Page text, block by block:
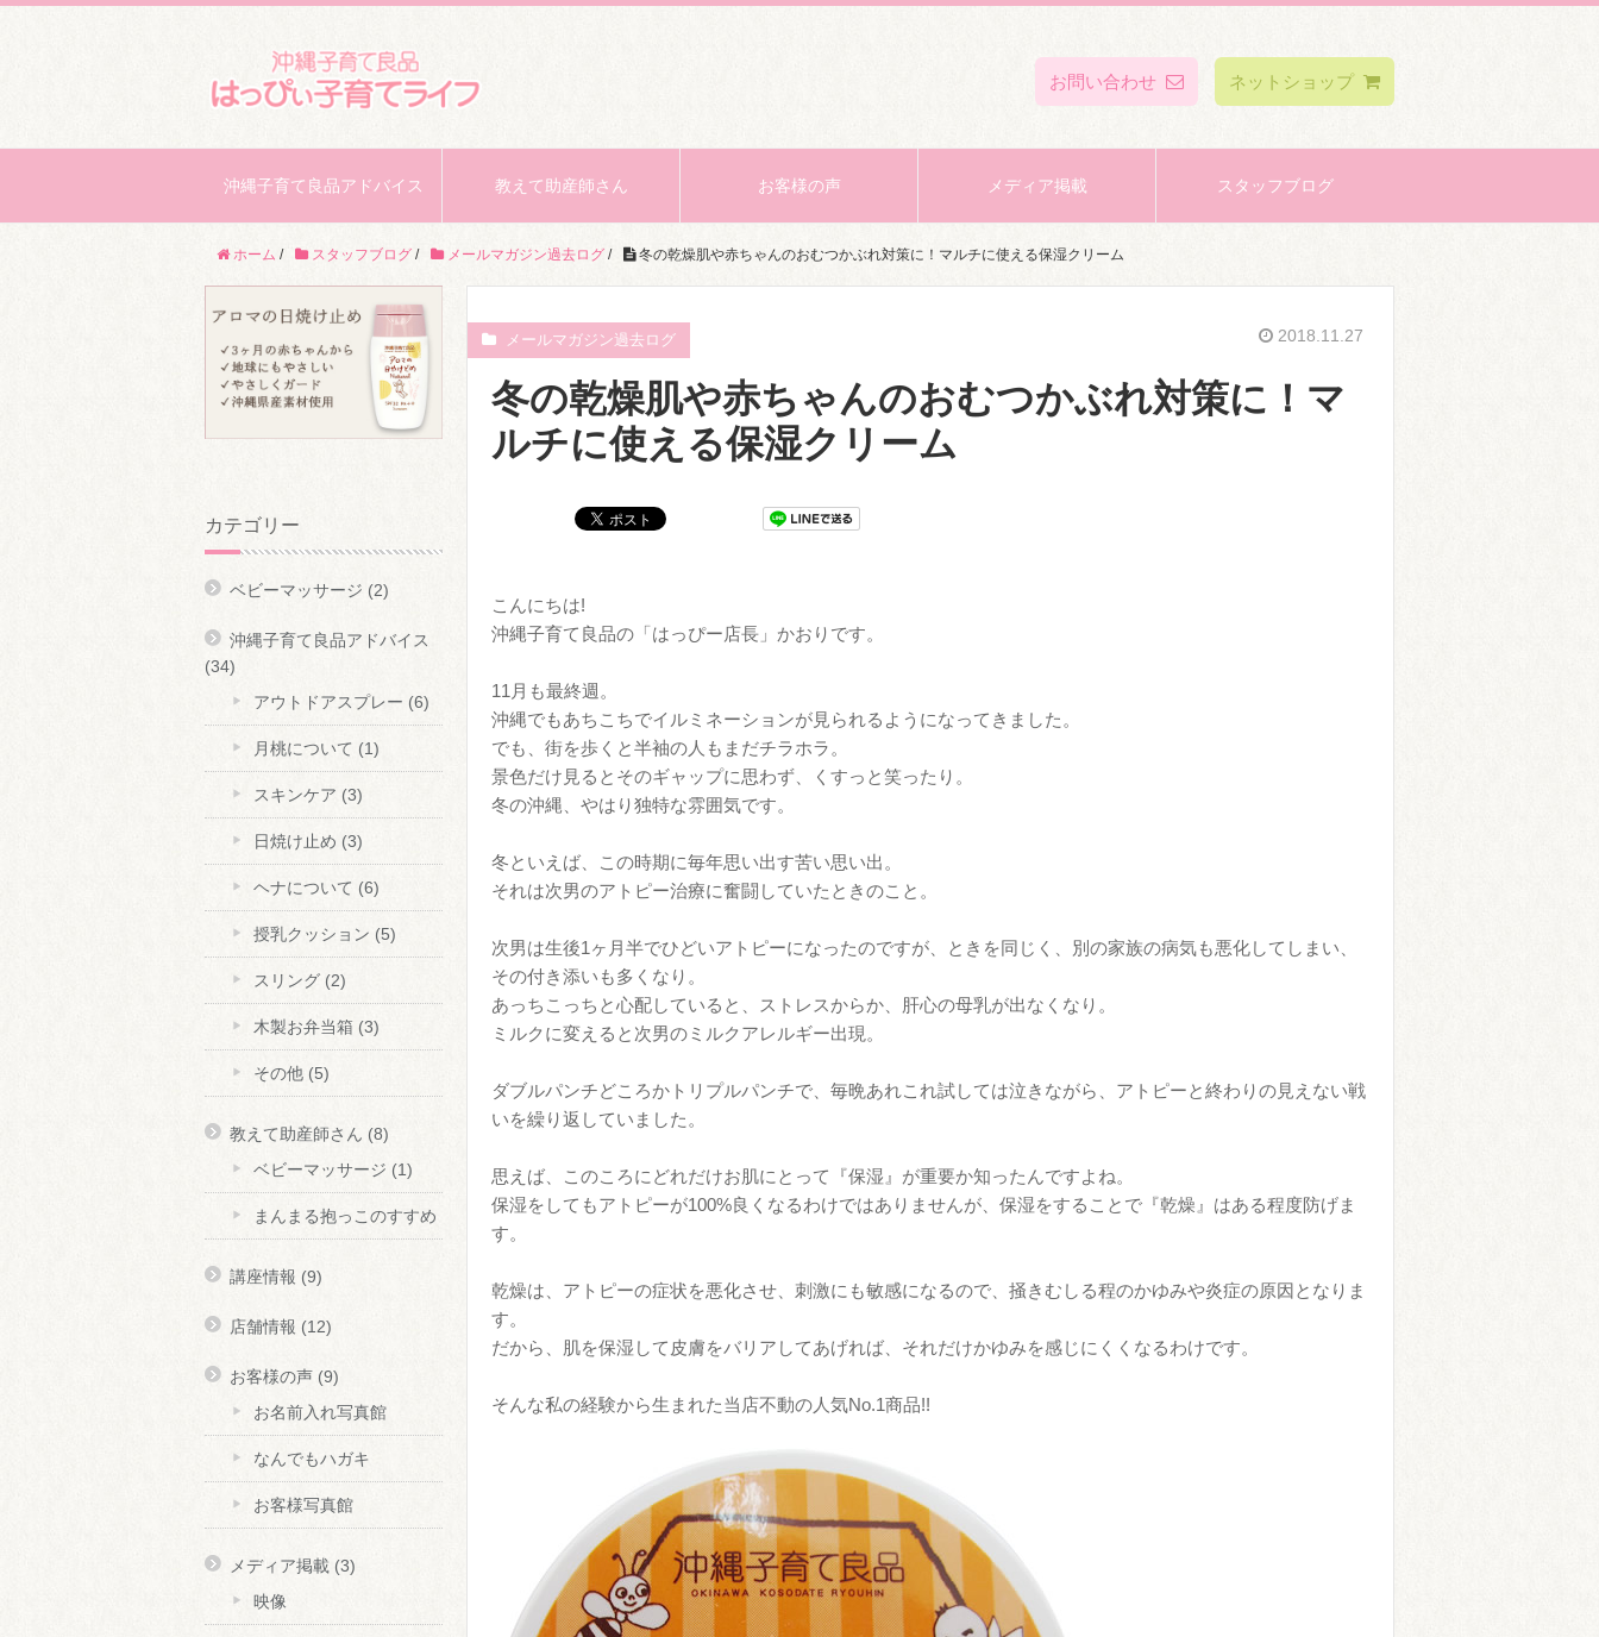
お問い合わせ ネットショップ
沖縄子育て良品アドバイス 教えて助産師さん お客様の声 メディア掲載 スタッフブログ
ホーム / スタッフブログ / メールマガジン過去ログ / 冬の乾燥肌や赤ちゃんのおむつかぶれ対策に！マルチに使える保湿クリーム
メールマガジン過去ログ 2018.11.27
冬の乾燥肌や赤ちゃんのおむつかぶれ対策に！マ
ルチに使える保湿クリーム
こんにちは!
沖縄子育て良品の「はっぴー店長」かおりです。
11月も最終週。
沖縄でもあちこちでイルミネーションが見られるようになってきました。
でも、街を歩くと半袖の人もまだチラホラ。
景色だけ見るとそのギャップに思わず、くすっと笑ったり。
冬の沖縄、やはり独特な雰囲気です。
冬といえば、この時期に毎年思い出す苦い思い出。
それは次男のアトピー治療に奮闘していたときのこと。
次男は生後1ヶ月半でひどいアトピーになったのですが、ときを同じく、別の家族の病気も悪化してしまい、
その付き添いも多くなり。
あっちこっちと心配していると、ストレスからか、肝心の母乳が出なくなり。
ミルクに変えると次男のミルクアレルギー出現。
ダブルパンチどころかトリプルパンチで、毎晩あれこれ試しては泣きながら、アトピーと終わりの見えない戦
いを繰り返していました。
思えば、このころにどれだけお肌にとって『保湿』が重要か知ったんですよね。
保湿をしてもアトピーが100%良くなるわけではありませんが、保湿をすることで『乾燥』はある程度防げま
す。
乾燥は、アトピーの症状を悪化させ、刺激にも敏感になるので、掻きむしる程のかゆみや炎症の原因となりま
す。
だから、肌を保湿して皮膚をバリアしてあげれば、それだけかゆみを感じにくくなるわけです。
そんな私の経験から生まれた当店不動の人気No.1商品!!
カテゴリー
ベビーマッサージ (2)
沖縄子育て良品アドバイス
(34)
アウトドアスプレー (6)
月桃について (1)
スキンケア (3)
日焼け止め (3)
ヘナについて (6)
授乳クッション (5)
スリング (2)
木製お弁当箱 (3)
その他 (5)
教えて助産師さん (8)
ベビーマッサージ (1)
まんまる抱っこのすすめ
講座情報 (9)
店舗情報 (12)
お客様の声 (9)
お名前入れ写真館
なんでもハガキ
お客様写真館
メディア掲載 (3)
映像